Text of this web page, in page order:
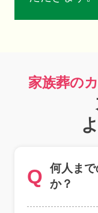
家族葬の
Q
何人ま
か？